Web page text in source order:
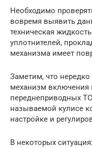
Необходимо
вовремя выявить
техническая
уплотнителей,
механизма имеет
Заметим, что
механизм включения
переднеприводных
называемой кулисе
настройке и
В некоторых